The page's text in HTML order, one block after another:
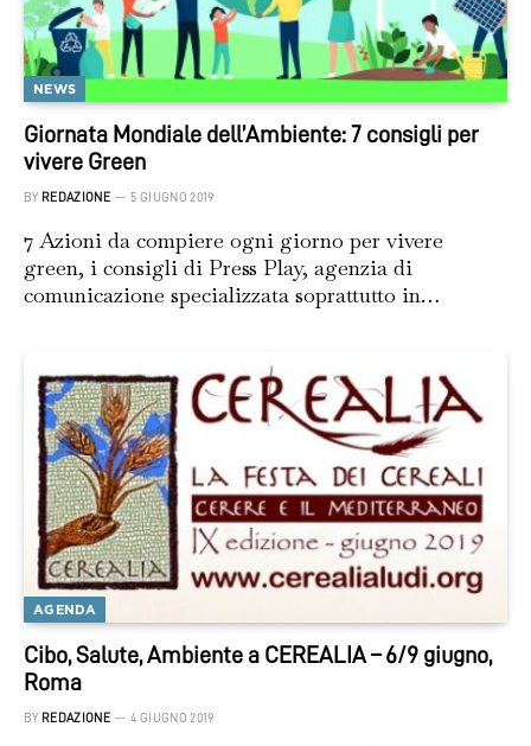
NEWS
Giornata Mondiale dell’Ambiente: 7 consigli per
vivere Green
BY REDAZIONE 5 GIUGNO 2019
7 Azioni da compiere ogni giorno per vivere
green, i consigli di Press Play, agenzia di
comunicazione specializzata soprattutto in…
AGENDA
Cibo, Salute, Ambiente a CEREALIA – 6/9 giugno,
Roma
BY REDAZIONE 4 GIUGNO 2019